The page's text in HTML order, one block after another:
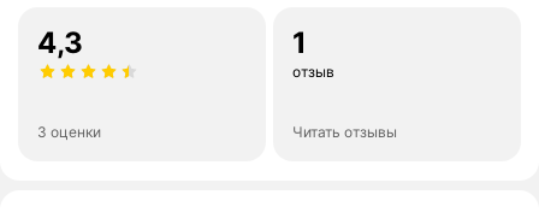
4,3
3 оценки
1
отзыв
Читать отзывы